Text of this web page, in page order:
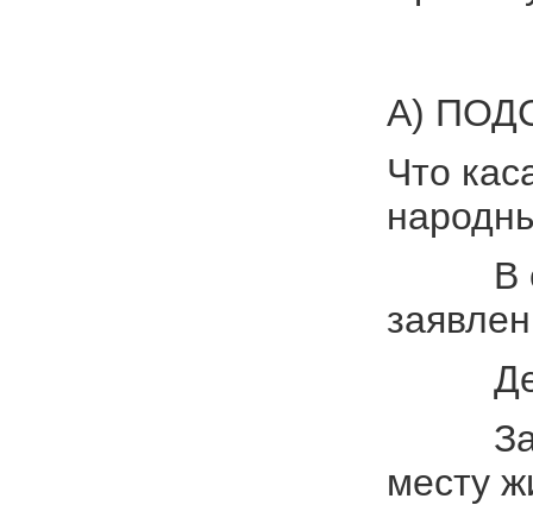
А)
Что
В
Дела
месту